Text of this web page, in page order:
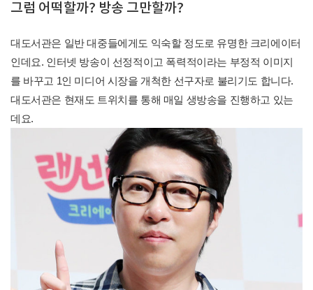
그럼 어떡할까? 방송 그만할까?
대도서관은 일반 대중들에게도 익숙할 정도로 유명한 크리에이터
인데요. 인터넷 방송이 선정적이고 폭력적이라는 부정적 이미지
를 바꾸고 1인 미디어 시장을 개척한 선구자로 불리기도 합니다.
대도서관은 현재도 트위치를 통해 매일 생방송을 진행하고 있는
데요.